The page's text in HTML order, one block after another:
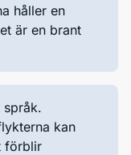
håller en
är en brant
språk.
kan
förblir